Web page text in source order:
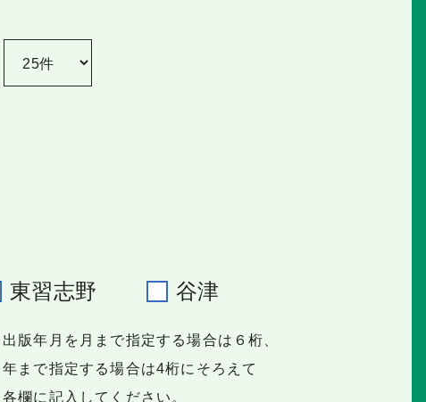
東習志野 谷津
版年月を月まで指定する場合は６桁、
まで指定する場合は4桁にそろえて
欄に記入してください。